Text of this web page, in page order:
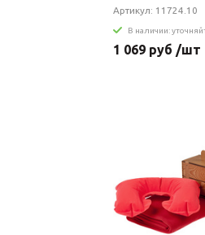
Артикул: 11724.10
В наличии:
1 069 руб /шт